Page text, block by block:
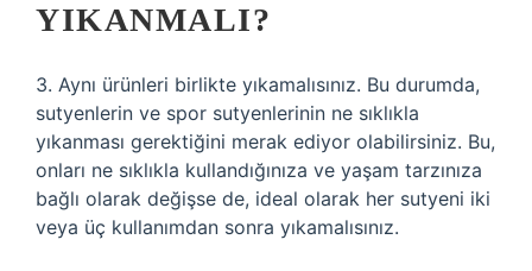
YIKANMALI?
3. Aynı ürünleri birlikte yıkamalısınız. Bu durumda,
sutyenlerin ve spor sutyenlerinin ne sıklıkla
yıkanması gerektiğini merak ediyor olabilirsiniz. Bu,
onları ne sıklıkla kullandığınıza ve yaşam tarzınıza
bağlı olarak değişse de, ideal olarak her sutyeni iki
veya üç kullanımdan sonra yıkamalısınız.